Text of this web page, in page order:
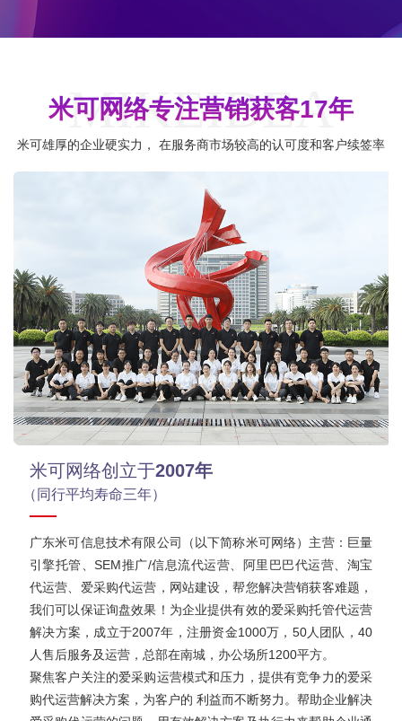
米可网络专注营销获客17年
MIKEIDEA
米可雄厚的企业硬实力， 在服务商市场较高的认可度和客户续签率
米可网络创立于2007年
（同行平均寿命三年）
广东米可信息技术有限公司（以下简称米可网络）主营：巨量
引擎托管、SEM推广/信息流代运营、阿里巴巴代运营、淘宝
代运营、爱采购代运营，网站建设，帮您解决营销获客难题，
我们可以保证询盘效果！为企业提供有效的爱采购托管代运营
解决方案，成立于2007年，注册资金1000万，50人团队，40
人售后服务及运营，总部在南城，办公场所1200平方。
聚焦客户关注的爱采购运营模式和压力，提供有竞争力的爱采
购代运营解决方案，为客户的 利益而不断努力。帮助企业解决